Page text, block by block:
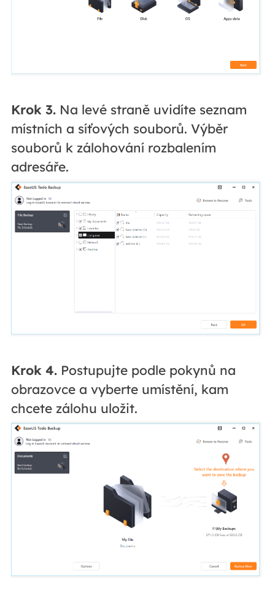
Krok 3.Na levé straně uvidíte seznam
místních a síťových souborů. Výběr
souborů k zálohování rozbalením
adresáře.
Krok 4.Postupujte podle pokynů na
obrazovce a vyberte umístění, kam
chcete zálohu uložit.